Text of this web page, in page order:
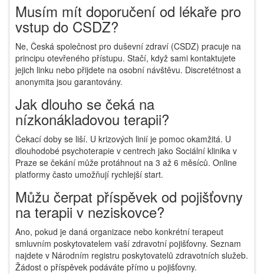
Musím mít doporučení od lékaře pro
vstup do CSDZ?
Ne, Česká společnost pro duševní zdraví (CSDZ) pracuje na
principu otevřeného přístupu. Stačí, když sami kontaktujete
jejich linku nebo přijdete na osobní návštěvu. Discretétnost a
anonymita jsou garantovány.
Jak dlouho se čeká na
nízkonákladovou terapii?
Čekací doby se liší. U krizových linií je pomoc okamžitá. U
dlouhodobé psychoterapie v centrech jako Sociální klinika v
Praze se čekání může protáhnout na 3 až 6 měsíců. Online
platformy často umožňují rychlejší start.
Můžu čerpat příspěvek od pojišťovny
na terapii v neziskovce?
Ano, pokud je daná organizace nebo konkrétní terapeut
smluvním poskytovatelem vaší zdravotní pojišťovny. Seznam
najdete v Národním registru poskytovatelů zdravotních služeb.
Žádost o příspěvek podáváte přímo u pojišťovny.